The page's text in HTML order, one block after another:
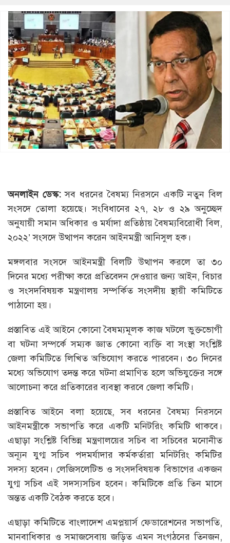
অনলাইন ডেস্ক:সব ধরনের বৈষম্য নিরসনে একটি নতুন বিল
সংসদে তোলা হয়েছে। সংবিধানের ২৭, ২৮ ও ২৯ অনুচ্ছেদ
অনুযায়ী সমান অধিকার ও মর্যাদা প্রতিষ্ঠায় বৈষম্যবিরোধী বিল,
২০২২’ সংসদে উত্থাপন করেন আইনমন্ত্রী আনিসুল হক।
মঙ্গলবার সংসদে আইনমন্ত্রী বিলটি উত্থাপন করলে তা ৩০
দিনের মধ্যে পরীক্ষা করে প্রতিবেদন দেওয়ার জন্য আইন, বিচার
ও সংসদবিষয়ক মন্ত্রণালয় সম্পর্কিত সংসদীয় স্থায়ী কমিটিতে
পাঠানো হয়।
প্রস্তাবিত এই আইনে কোনো বৈষম্যমূলক কাজ ঘটলে ভুক্তভোগী
বা ঘটনা সম্পর্কে সম্যক জ্ঞাত কোনো ব্যক্তি বা সংস্থা সংশ্লিষ্ট
জেলা কমিটিতে লিখিত অভিযোগ করতে পারবেন। ৩০ দিনের
মধ্যে অভিযোগ তদন্ত করে ঘটনা প্রমাণিত হলে অভিযুক্তের সঙ্গে
আলোচনা করে প্রতিকারের ব্যবস্থা করবে জেলা কমিটি।
প্রস্তাবিত আইনে বলা হয়েছে, সব ধরনের বৈষম্য নিরসনে
আইনমন্ত্রীকে সভাপতি করে একটি মনিটরিং কমিটি থাকবে।
এছাড়া সংশ্লিষ্ট বিভিন্ন মন্ত্রণালয়ের সচিব বা সচিবের মনোনীত
অন্যূন যুগ্ম সচিব পদমর্যাদার কর্মকর্তারা মনিটরিং কমিটির
সদস্য হবেন। লেজিসলেটিভ ও সংসদবিষয়ক বিভাগের একজন
যুগ্ম সচিব এই সদস্যসচিব হবেন। কমিটিকে প্রতি তিন মাসে
অন্তত একটি বৈঠক করতে হবে।
এছাড়া কমিটিতে বাংলাদেশ এমপ্লয়ার্স ফেডারেশনের সভাপতি,
মানবাধিকার ও সমাজসেবায় জড়িত এমন সংগঠনের তিনজন,